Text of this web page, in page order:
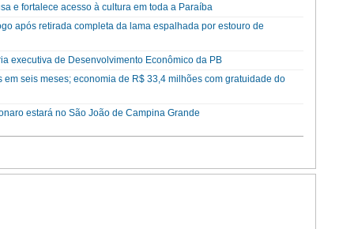
e fortalece acesso à cultura em toda a Paraíba
após retirada completa da lama espalhada por estouro de
executiva de Desenvolvimento Econômico da PB
seis meses; economia de R$ 33,4 milhões com gratuidade do
estará no São João de Campina Grande